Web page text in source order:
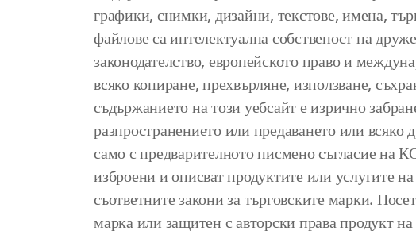
графики, снимки, дизайни, текстове, имена,
файлове са интелектуална собственост на
законодателство, европейското право и
всяко копиране, прехвърляне, използване,
съдържанието на този уебсайт е изрично
разпространението или предаването или
само с предварителното писмено съгласие
изброени и описват продуктите или
съответните закони за търговските марки.
марка или защитен с авторски права продукт